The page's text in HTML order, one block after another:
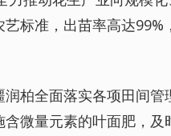
标准，出苗率高达99%
柏全面落实各项田间管
微量元素的叶面肥，及